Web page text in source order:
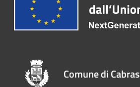
Comune di Cabras